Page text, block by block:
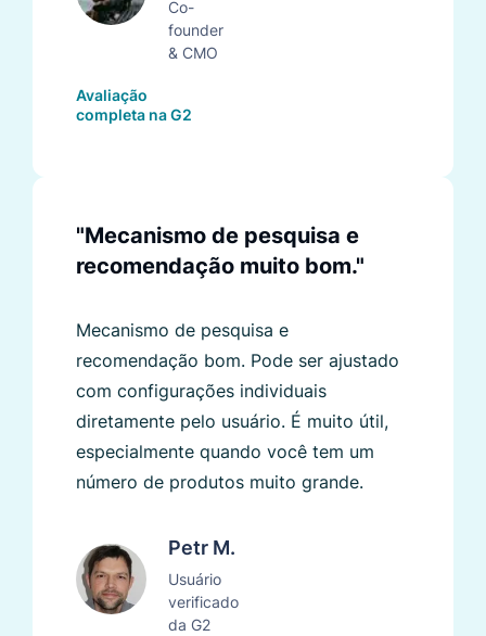
Co-
founder
& CMO
Avaliação
completa na G2
"Mecanismo de pesquisa e
recomendação muito bom."
Mecanismo de pesquisa e
recomendação bom. Pode ser ajustado
com configurações individuais
diretamente pelo usuário. É muito útil,
especialmente quando você tem um
número de produtos muito grande.
Petr M.
Usuário
verificado
da G2